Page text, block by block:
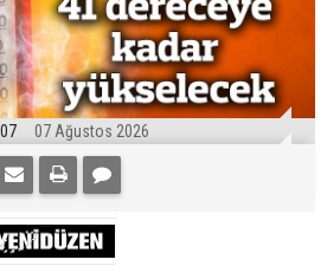
07 Ağustos 2026